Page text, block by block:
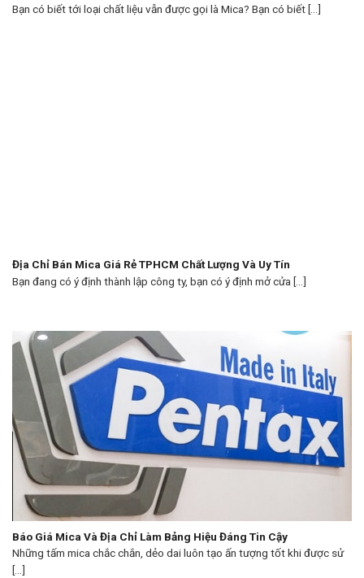
Bạn có biết tới loại chất liệu vẫn được gọi là Mica? Bạn có biết [...]
Địa Chỉ Bán Mica Giá Rẻ TPHCM Chất Lượng Và Uy Tín
Bạn đang có ý định thành lập công ty, bạn có ý định mở cửa [...]
Báo Giá Mica Và Địa Chỉ Làm Bảng Hiệu Đáng Tin Cậy
Những tấm mica chắc chắn, dẻo dai luôn tạo ấn tượng tốt khi được sử
[...]